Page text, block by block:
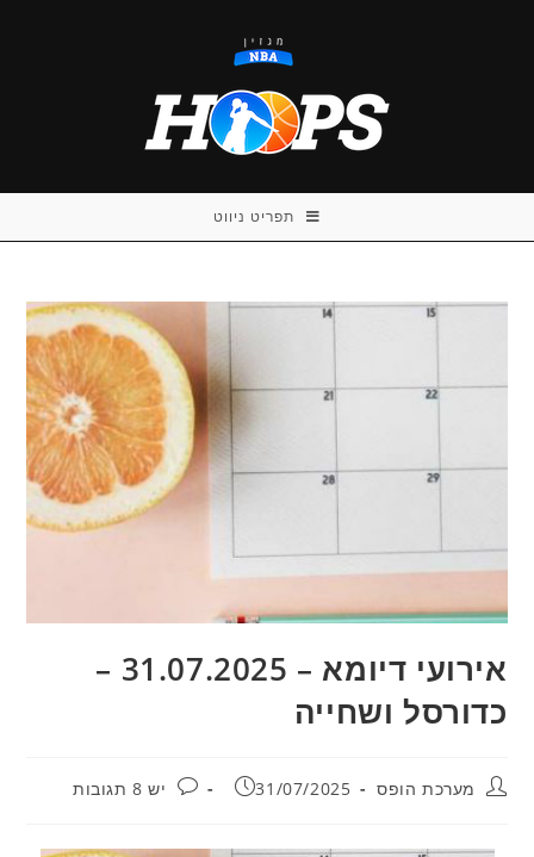
תפריט ניווט
אירועי דיומא – 31.07.2025 –
כדורסל ושחייה
מחבר:מערכת הופס פורסם:
31/07/2025 תגובות:
יש 8 תגובות